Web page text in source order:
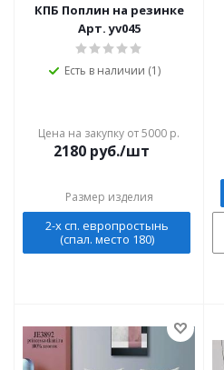
КПБ Поплин на резинке
Арт. yv045
Есть в наличии (1)
Цена на закупку от 5000 р.
2180 руб./шт
Размер изделия
2-х сп. европростынь
(спал. место 180)